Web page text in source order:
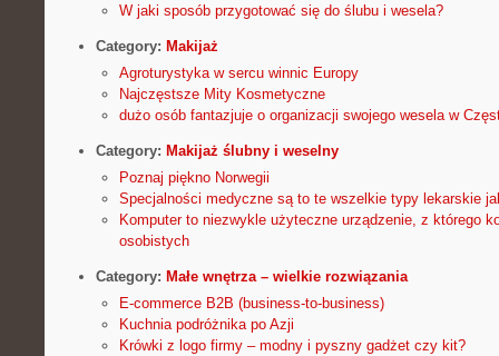
W jaki sposób przygotować się do ślubu i wesela?
Category: Makijaż
Agroturystyka w sercu winnic Europy
Najczęstsze Mity Kosmetyczne
dużo osób fantazjuje o organizacji swojego wesela w
Category: Makijaż ślubny i weselny
Poznaj piękno Norwegii
Specjalności medyczne są to te wszelkie typy lekarskie
Komputer to niezwykle użyteczne urządzenie, z którego
osobistych
Category: Małe wnętrza – wielkie rozwiązania
E-commerce B2B (business-to-business)
Kuchnia podróżnika po Azji
Krówki z logo firmy – modny i pyszny gadżet czy kit?